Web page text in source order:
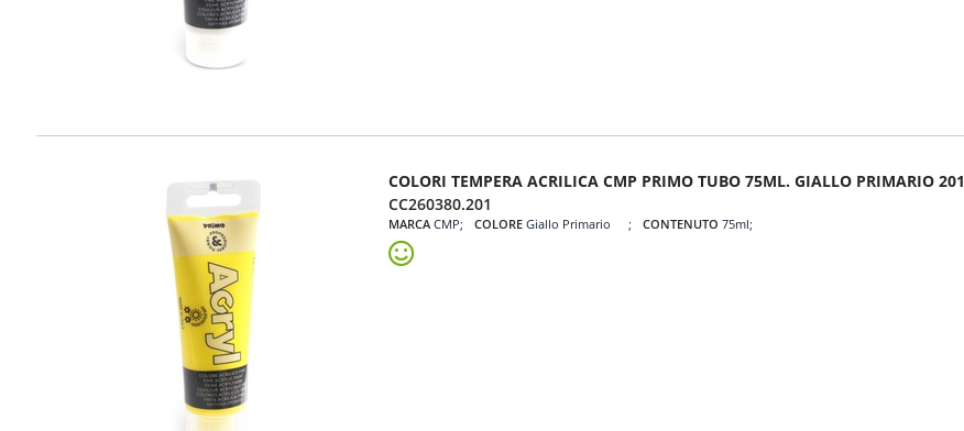
COLORI TEMPERA ACRILICA CMP PRIMO TUBO 75ML. GIALLO PRIMARIO 201
CC260380.201
MARCA CMP COLORE Giallo Primario CONTENUTO 75ml